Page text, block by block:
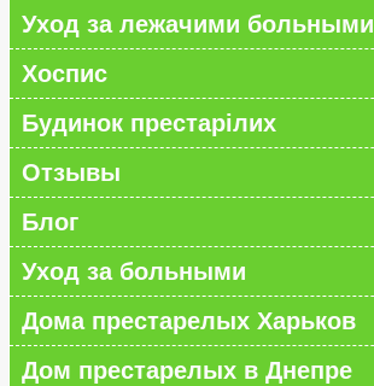
Уход за лежачими больными
Хоспис
Будинок престарілих
Отзывы
Блог
Уход за больными
Дома престарелых Харьков
Дом престарелых в Днепре